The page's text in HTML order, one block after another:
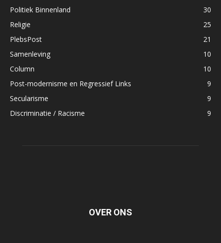
Politiek Binnenland
30
Religie
25
PlebsPost
21
Samenleving
10
Column
10
Post-modernisme en Regressief Links
9
Secularisme
9
Discriminatie / Racisme
9
OVER ONS